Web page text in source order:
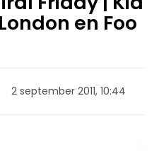
en Foo
2 september 2011, 10:44